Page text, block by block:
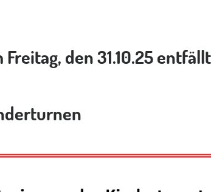
den 31.10.25 entfällt